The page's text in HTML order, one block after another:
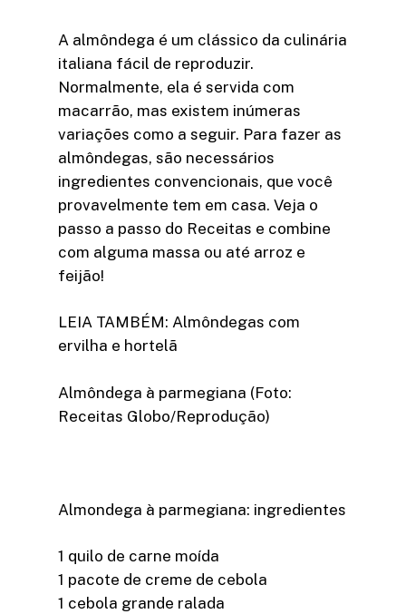
A almôndega é um clássico da culinária
italiana fácil de reproduzir.
Normalmente, ela é servida com
macarrão, mas existem inúmeras
variações como a seguir. Para fazer as
almôndegas, são necessários
ingredientes convencionais, que você
provavelmente tem em casa. Veja o
passo a passo do Receitas e combine
com alguma massa ou até arroz e
feijão!
LEIA TAMBÉM: Almôndegas com
ervilha e hortelã
Almôndega à parmegiana (Foto:
Receitas Globo/Reprodução)
Almondega à parmegiana: ingredientes
1 quilo de carne moída
1 pacote de creme de cebola
1 cebola grande ralada